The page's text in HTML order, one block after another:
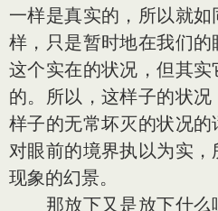
一样是真实的，所以就
样，只是暂时地在我们
这个实在的状况，但其
的。所以，这样子的状
样子的无常坏灭的状况
对眼前的境界执以为实
现象的幻景。
那放下又是放下什么